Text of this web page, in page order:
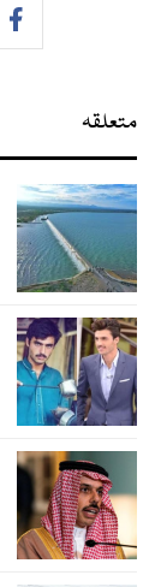
متعلقہ